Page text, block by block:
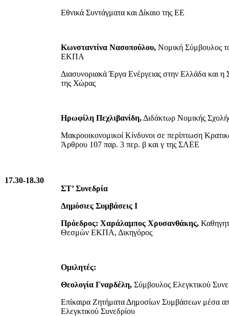
Εθνικά Συντάγματα και Δίκαιο της ΕΕ
Κωνσταντίνα Νασοπούλου, Νομική Σύμβουλος
ΕΚΠΑ
Διασυνοριακά Έργα Ενέργειας στην Ελλάδα και
της Χώρας
Ηρωφίλη Πεχλιβανίδη, Διδάκτωρ Νομικής
Μακροοικονομικοί Κίνδυνοι σε περίπτωση
Άρθρου 107 παρ. 3 περ. β και γ της ΣΛΕΕ
17.30-18.30
ΣΤ’ Συνεδρία
Δημόσιες Συμβάσεις Ι
Πρόεδρος: Χαράλαμπος Χρυσανθάκης,
Θεσμών ΕΚΠΑ, Δικηγόρος
Ομιλητές:
Θεολογία Γναρδέλη, Σύμβουλος Ελεγκτικού
Επίκαιρα Ζητήματα Δημοσίων Συμβάσεων μέσα
Ελεγκτικού Συνεδρίου